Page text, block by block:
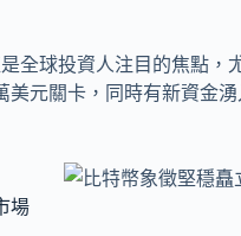
全球投資人注目的焦點
美元關卡，同時有新資金
場